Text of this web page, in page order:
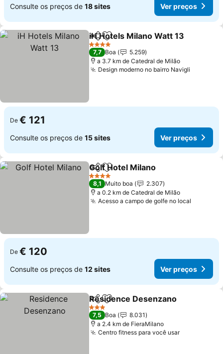
Consulte os preços de 18 sites Ver preços
PartilharAdicionar aos favoritos
iH Hotels Milano Watt 13
4 Estrelas
7,7 Boa
5.259
a 3.7 km de Catedral de Milão
Design moderno no bairro Navigli
De € 121
Consulte os preços de 15 sites Ver preços
PartilharAdicionar aos favoritos
Golf Hotel Milano
4 Estrelas
8,1 Muito boa
2.307
a 0.2 km de Catedral de Milão
Acesso a campo de golfe no local
De € 120
Consulte os preços de 12 sites Ver preços
PartilharAdicionar aos favoritos
Residence Desenzano
3 Estrelas
7,5 Boa
8.031
a 2.4 km de FieraMilano
Centro fitness para você usar